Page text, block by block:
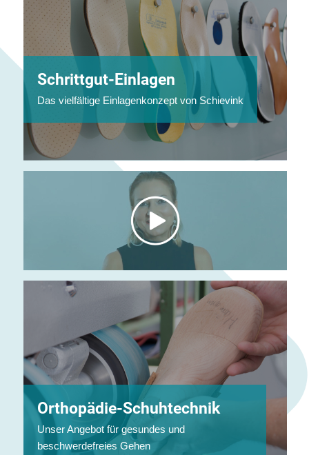
Schrittgut-Einlagen
Das vielfältige Einlagenkonzept von Schievink
Orthopädie-Schuhtechnik
Unser Angebot für gesundes und
beschwerdefreies Gehen